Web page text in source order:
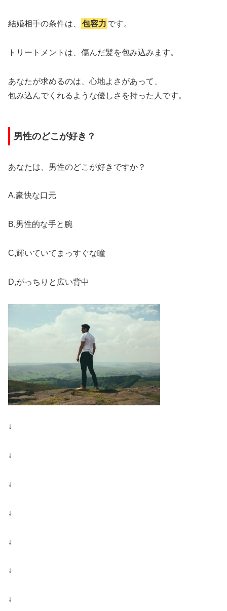
結婚相手の条件は、 包容力 です。
トリートメントは、傷んだ髪を包み込みます。
あなたが求めるのは、心地よさがあって、
包み込んでくれるような優しさを持った人です。
男性のどこが好き？
あなたは、男性のどこが好きですか？
A,豪快な口元
B,男性的な手と腕
C,輝いていてまっすぐな瞳
D,がっちりと広い背中
↓
↓
↓
↓
↓
↓
↓